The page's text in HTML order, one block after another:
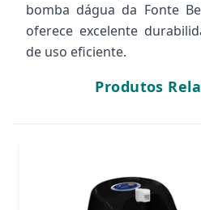
bomba dágua da Fonte
oferece excelente
de uso eficiente.
Produtos